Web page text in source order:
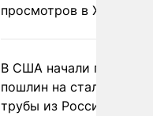
просмотров в X
В США начали
пошлин на стальные
трубы из России и с